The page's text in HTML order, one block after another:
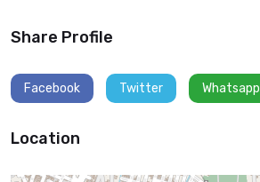
Share Profile
Facebook Twitter Whatsapp
Location